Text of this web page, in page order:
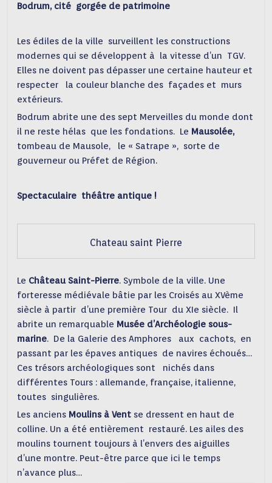
Bodrum, cité gorgée de patrimoine
Les édiles de la ville surveillent les constructions
modernes qui se développent à la vitesse d’un TGV.
Elles ne doivent pas dépasser une certaine hauteur et
respecter la couleur blanche des façades et murs
extérieurs.
Bodrum abrite une des sept Merveilles du monde dont
il ne reste hélas que les fondations. Le Mausolée,
tombeau de Mausole, le « Satrape », sorte de
gouverneur ou Préfet de Région.
Spectaculaire théâtre antique !
Chateau saint Pierre
Le Château Saint-Pierre. Symbole de la ville. Une
forteresse médiévale bâtie par les Croisés au XVème
siècle à partir d’une première Tour du XIe siècle. Il
abrite un remarquable Musée d’Archéologie sous-
marine. De la Galerie des Amphores aux cachots, en
passant par les épaves antiques de navires échoués…
Ces trésors archéologiques sont nichés dans
différentes Tours : allemande, française, italienne,
toutes singulières.
Les anciens Moulins à Vent se dressent en haut de
colline. Un a été entièrement restauré. Les ailes des
moulins tournent toujours à l’envers des aiguilles
d’une montre. Peut-être parce que ici le temps
n’avance plus…